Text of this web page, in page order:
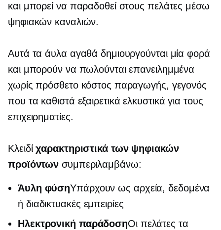
και μπορεί να παραδοθεί στους πελάτες μέσω
ψηφιακών καναλιών.
Αυτά τα άυλα αγαθά δημιουργούνται μία φορά
και μπορούν να πωλούνται επανειλημμένα
χωρίς πρόσθετο κόστος παραγωγής, γεγονός
που τα καθιστά εξαιρετικά ελκυστικά για τους
επιχειρηματίες.
Κλειδίχαρακτηριστικά των ψηφιακών
προϊόντων συμπεριλαμβάνω:
Άυλη φύσηΥπάρχουν ως αρχεία, δεδομένα
ή διαδικτυακές εμπειρίες
Ηλεκτρονική παράδοσηΟι πελάτες τα